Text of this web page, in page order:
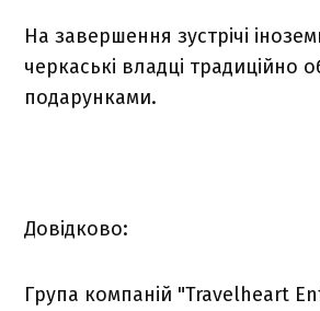
На завершення зустрічі
черкаські владці традиційно
подарунками.
Довідково:
Група компаній "Travelheart